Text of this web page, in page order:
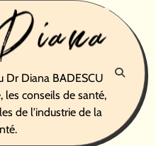
Dr Diana BADESCU
les conseils de santé,
de l'industrie de la